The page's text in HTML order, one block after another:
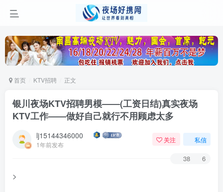
首页 KTV招聘 正文
银川夜场KTV招聘男模——(工资日结)真实夜场
KTV工作——做好自己就行不用顾虑太多
lj15144346000
1年前发布
关注 私信
38 6
>